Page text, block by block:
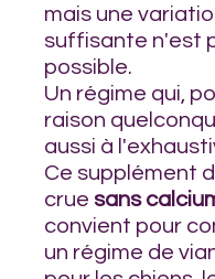
mais une
suffisante n'est
possible.
Un régime qui,
raison
aussi à
Ce supplément
crue sans
convient pour
un régime de